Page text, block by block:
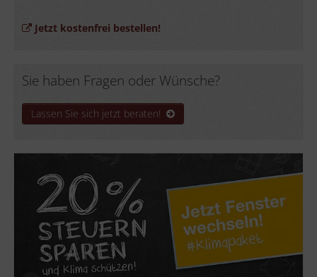
Jetzt kostenfrei bestellen!
Sie haben Fragen oder Wünsche?
Lassen Sie sich jetzt beraten!